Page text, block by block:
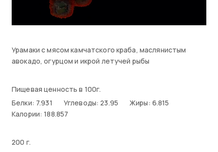
Урамаки с мясом камчатского краба, маслянистым
авокадо, огурцом и икрой летучей рыбы
Пищевая ценность в 100г.
Белки: 7.931
Углеводы: 23.95
Жиры: 6.815
Калории: 188.857
200 г.